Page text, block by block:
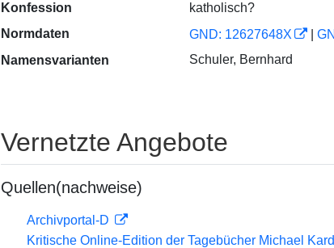
Konfession
katholisch?
Normdaten
GND: 12627648X
Namensvarianten
Schuler, Bernhard
Vernetzte Angebote
Quellen(nachweise)
Archivportal-D
Kritische Online-Edition der Tagebücher Michael